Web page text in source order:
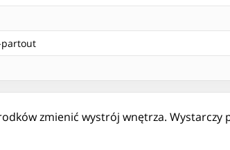
partout
zmienić wystrój wnętrza. Wystarczy